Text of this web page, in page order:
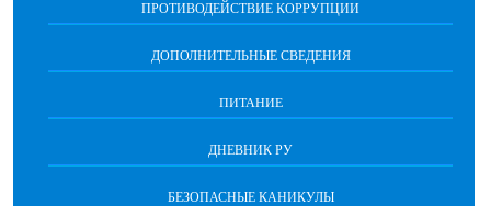
ПРОТИВОДЕЙСТВИЕ КОРРУПЦИИ
ДОПОЛНИТЕЛЬНЫЕ СВЕДЕНИЯ
ПИТАНИЕ
ДНЕВНИК РУ
БЕЗОПАСНЫЕ КАНИКУЛЫ